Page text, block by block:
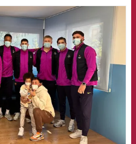
FCB Barcelona badge